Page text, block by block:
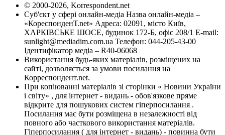
© 2000-2026, Korrespondent.net
Суб'єкт у сфері онлайн-медіа Назва онлайн-медіа –
«КореспонденТ.net» Адреса: 02091, місто Київ,
ХАРКІВСЬКЕ ШОСЕ, будинок 172-Б, офіс 208/1 E-mail:
sunlight@mediadim.com.ua Телефон: 044-205-43-00
Ідентифікатор медіа – R40-06068
Використання будь-яких матеріалів, розміщених на
сайті, дозволяється за умови посилання на
Корреспондент.net.
При копіюванні матеріалів зі сторінки « Новини України
і світу» , для інтернет - видань - обов'язкове пряме
відкрите для пошукових систем гіперпосилання .
Посилання має бути розміщена в незалежності від
повного або часткового використання матеріалів.
Гіперпосилання ( для інтернет - видань) - повинна бути